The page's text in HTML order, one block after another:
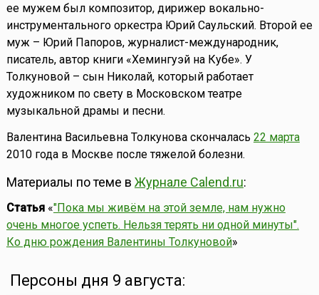
ее мужем был композитор, дирижер вокально-
инструментального оркестра Юрий Саульский. Второй ее
муж – Юрий Папоров, журналист-международник,
писатель, автор книги «Хемингуэй на Кубе». У
Толкуновой – сын Николай, который работает
художником по свету в Московском театре
музыкальной драмы и песни.
Валентина Васильевна Толкунова скончалась 22 марта
2010 года в Москве после тяжелой болезни.
Материалы по теме в Журнале Calend.ru:
Статья«"Пока мы живём на этой земле, нам нужно
очень многое успеть. Нельзя терять ни одной минуты".
Ко дню рождения Валентины Толкуновой»
Персоны дня 9 августа: